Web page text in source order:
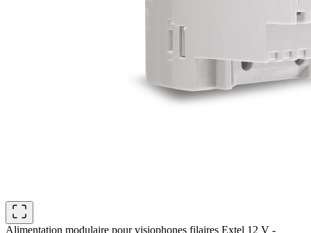
Alimentation modulaire pour visiophones filaires Extel 12 V -